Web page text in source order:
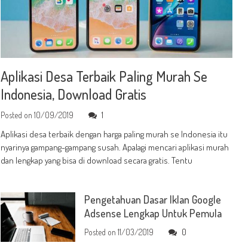
Aplikasi Desa Terbaik Paling Murah Se
Indonesia, Download Gratis
Posted on10/09/2019 1
Aplikasi desa terbaik dengan harga paling murah se Indonesia itu
nyarinya gampang-gampang susah. Apalagi mencari aplikasi murah
dan lengkap yang bisa di download secara gratis. Tentu
Pengetahuan Dasar Iklan Google
Adsense Lengkap Untuk Pemula
Posted on11/03/2019 0